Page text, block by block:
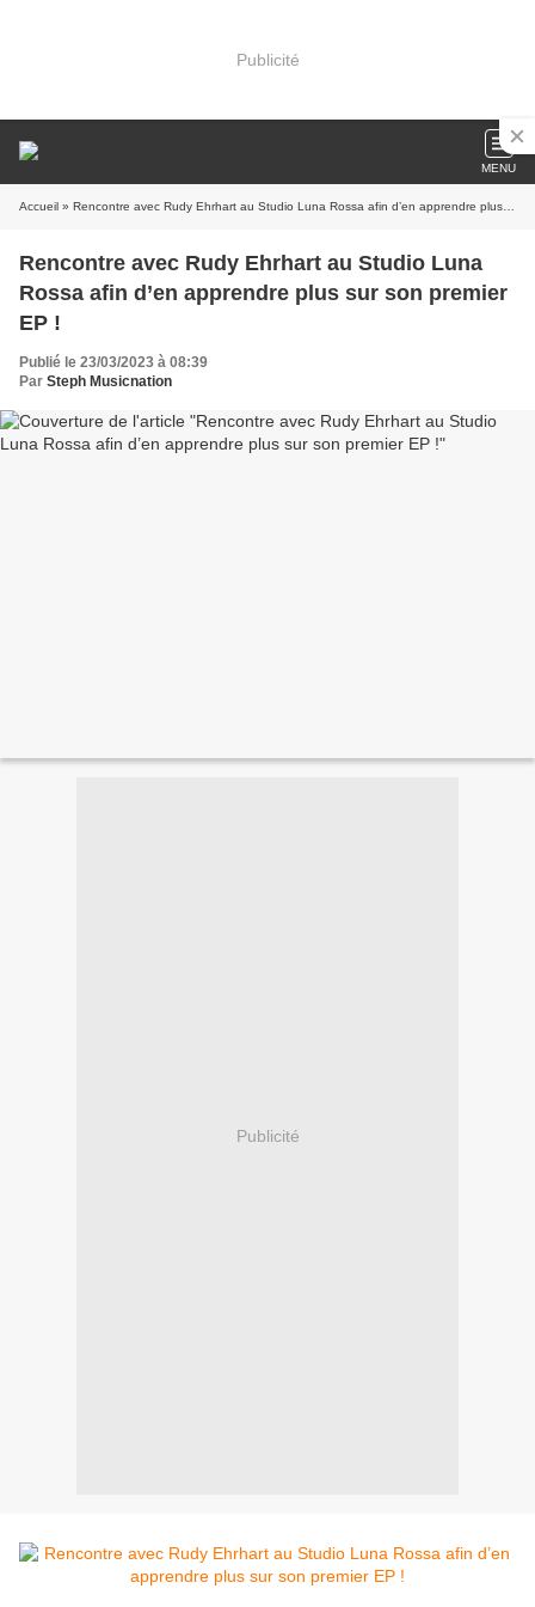
Publicité
MENU
Accueil » Rencontre avec Rudy Ehrhart au Studio Luna Rossa afin d’en apprendre plus sur son premier EP !
Rencontre avec Rudy Ehrhart au Studio Luna
Rossa afin d’en apprendre plus sur son premier
EP !
Publié le 23/03/2023 à 08:39
Par Steph Musicnation
Publicité